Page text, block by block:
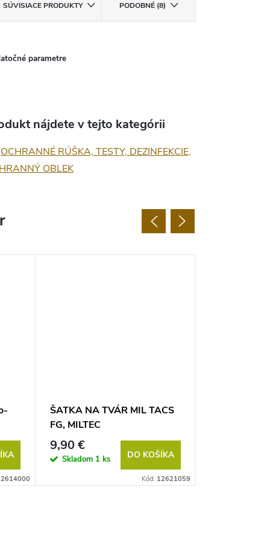
SÚVISIACE PRODUKTY PODOBNÉ (8)
parametre
nájdete v tejto kategórii
OCHRANNÉ RÚŠKA, TESTY, DEZINFEKCIE,
OBLEK
ŠATKA NA TVÁR MIL TACS
FG, MILTEC
9,90 €
Skladom 1 ks DO KOŠÍKA
Kód: 12621059